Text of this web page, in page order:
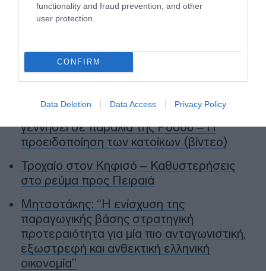
functionality and fraud prevention, and other
user protection.
CONFIRM
Data Deletion Data Access Privacy Policy
Ειδήσεις σήμερα
Δείτε τις προσπάθειες χελώνας να
γεννήσει σε παραλία της Ρόδου – Η
προειδοποίηση των κατοίκων (βίντεο)
Τροχαίο στον Κηφισό – Καθυστερήσεις
στο ρεύμα προς Πειραιά
Μητσοτάκης: “Η ενίσχυση της
παραγωγικής βάσης στρατηγική
προτεραιότητα για μία πιο ανταγωνιστική,
εξωστρεφή και ανθεκτική ελληνική
οικονομία”